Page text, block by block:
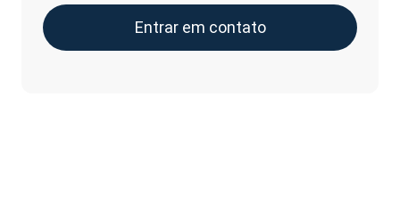
Entrar em contato